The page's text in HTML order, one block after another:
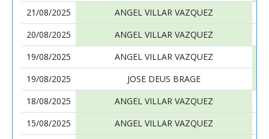
21/08/2025
ANGEL VILLAR VAZQUEZ
20/08/2025
ANGEL VILLAR VAZQUEZ
19/08/2025
ANGEL VILLAR VAZQUEZ
19/08/2025
JOSE DEUS BRAGE
18/08/2025
ANGEL VILLAR VAZQUEZ
15/08/2025
ANGEL VILLAR VAZQUEZ